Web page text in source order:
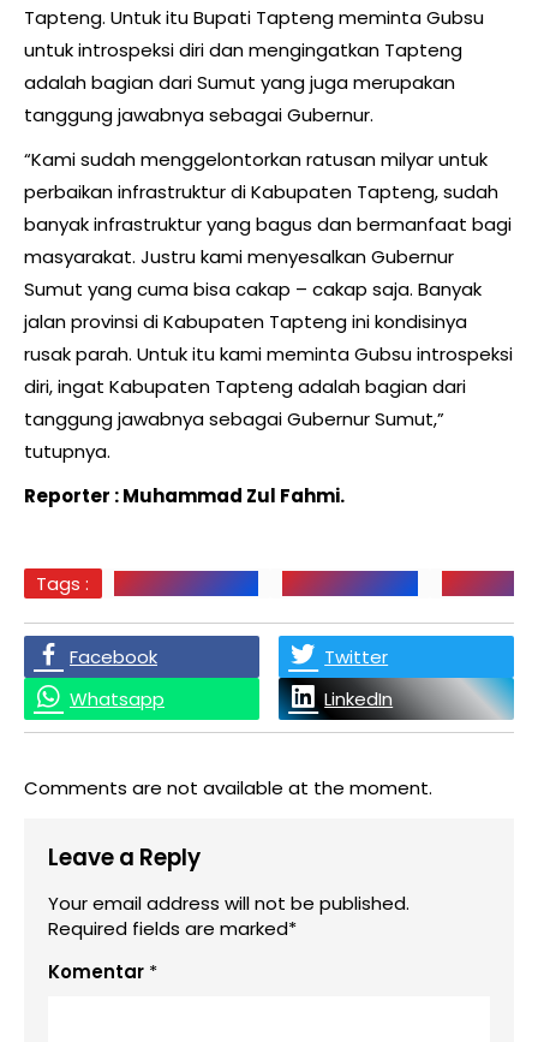
Tapteng. Untuk itu Bupati Tapteng meminta Gubsu
untuk introspeksi diri dan mengingatkan Tapteng
adalah bagian dari Sumut yang juga merupakan
tanggung jawabnya sebagai Gubernur.
“Kami sudah menggelontorkan ratusan milyar untuk
perbaikan infrastruktur di Kabupaten Tapteng, sudah
banyak infrastruktur yang bagus dan bermanfaat bagi
masyarakat. Justru kami menyesalkan Gubernur
Sumut yang cuma bisa cakap – cakap saja. Banyak
jalan provinsi di Kabupaten Tapteng ini kondisinya
rusak parah. Untuk itu kami meminta Gubsu introspeksi
diri, ingat Kabupaten Tapteng adalah bagian dari
tanggung jawabnya sebagai Gubernur Sumut,”
tutupnya.
Reporter : Muhammad Zul Fahmi.
Tags :
Facebook
Twitter
Whatsapp
LinkedIn
Comments are not available at the moment.
Leave a Reply
Your email address will not be published.
Required fields are marked*
Komentar *